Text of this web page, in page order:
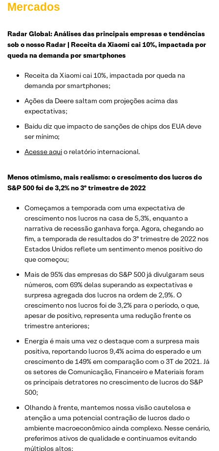
Mercados
Radar Global: Análises das principais empresas e tendências
sob o nosso Radar | Receita da Xiaomi cai 10%, impactada por
queda na demanda por smartphones
Receita da Xiaomi cai 10%, impactada por queda na
demanda por smartphones;
Ações da Deere saltam com projeções acima das
expectativas;
Baidu diz que impacto de sanções de chips dos EUA deve
ser mínimo;
Acesse aquio relatório internacional.
Menos otimismo, mais realismo: o crescimento dos lucros do
S&P 500 foi de 3,2% no 3º trimestre de 2022
Começamos a temporada com uma expectativa de
crescimento nos lucros na casa de 5,3%, enquanto a
narrativa de recessão ganhava força. Agora, chegando ao
fim, a temporada de resultados do 3º trimestre de 2022 nos
Estados Unidos reflete um sentimento menos positivo do
que começou;
Mais de 95% das empresas do S&P 500 já divulgaram seus
números, com 69% delas superando as expectativas e
surpresa agregada dos lucros na ordem de 2,9%. O
crescimento nos lucros foi de 3,2% para o período, o que,
apesar de positivo, representa uma redução frente os
trimestre anteriores;
Energia é mais uma vez o destaque com a surpresa mais
positiva, reportando lucros 9,4% acima do esperado e um
crescimento de 149% em comparação com o 3T de 2021. Já
os setores de Comunicação, Financeiro e Materiais foram
os principais detratores no crescimento de lucros do S&P
500;
Olhando à frente, mantemos nossa visão cautelosa e
atenção a uma potencial contração de lucros dado o
ambiente macroeconômico ainda complexo. Nesse cenário,
preferimos ativos de qualidade e continuamos evitando
múltiplos altos;